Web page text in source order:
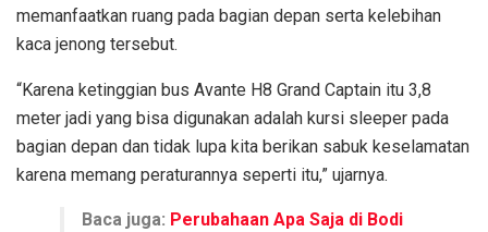
memanfaatkan ruang pada bagian depan serta kelebihan
kaca jenong tersebut.
“Karena ketinggian bus Avante H8 Grand Captain itu 3,8
meter jadi yang bisa digunakan adalah kursi sleeper pada
bagian depan dan tidak lupa kita berikan sabuk keselamatan
karena memang peraturannya seperti itu,” ujarnya.
Baca juga: Perubahaan Apa Saja di Bodi